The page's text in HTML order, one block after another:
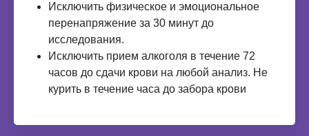
Исключить физическое и эмоциональное
перенапряжение за 30 минут до
исследования.
Исключить прием алкоголя в течение 72
часов до сдачи крови на любой анализ. Не
курить в течение часа до забора крови